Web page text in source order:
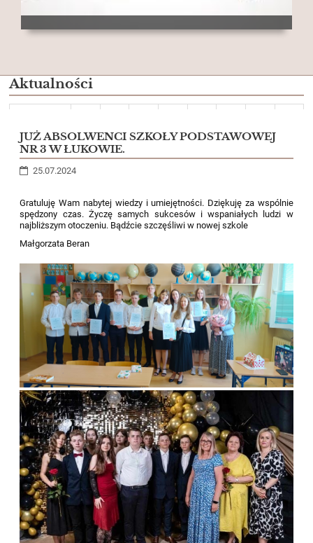
Aktualności
JUŻ ABSOLWENCI SZKOŁY PODSTAWOWEJ
NR 3 W ŁUKOWIE.
25.07.2024
Gratuluję Wam nabytej wiedzy i umiejętności. Dziękuję za wspólnie
spędzony czas. Życzę samych sukcesów i wspaniałych ludzi w
najbliższym otoczeniu. Bądźcie szczęśliwi w nowej szkole
Małgorzata Beran
18
19 Dalej